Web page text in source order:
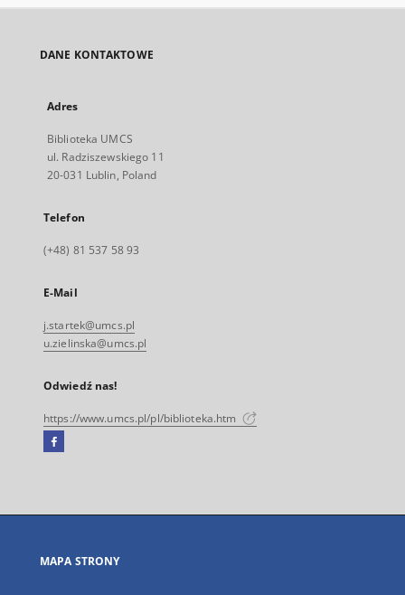
DANE KONTAKTOWE
Adres
Biblioteka UMCS
ul. Radziszewskiego 11
20-031 Lublin, Poland
Telefon
(+48) 81 537 58 93
E-Mail
j.startek@umcs.pl
u.zielinska@umcs.pl
Odwiedź nas!
https://www.umcs.pl/pl/biblioteka.htm
Facebook
się
karcie
MAPA STRONY